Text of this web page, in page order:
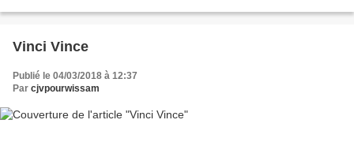
Vinci Vince
Publié le 04/03/2018 à 12:37
Par cjvpourwissam